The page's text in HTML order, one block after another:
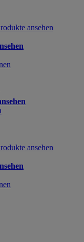
ansehen
ansehen